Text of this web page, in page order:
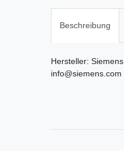
Beschreibung
Hersteller: Siemens
info@siemens.com